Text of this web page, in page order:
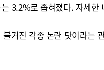
3.2%로 좁혀졌다. 자세
거진 각종 논란 탓이라는